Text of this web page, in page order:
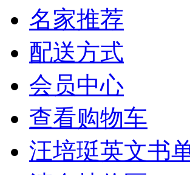
名家推荐
配送方式
会员中心
查看购物车
汪培珽英文书